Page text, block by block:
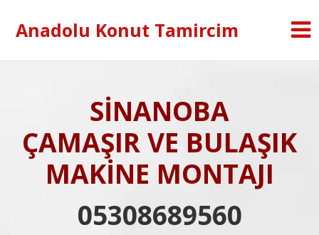
Anadolu Konut Tamircim
SİNANOBA
ÇAMAŞIR VE BULAŞIK
MAKİNE MONTAJI
05308689560